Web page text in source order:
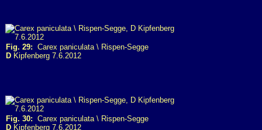
Fig. 29: Carex paniculata \ Rispen-Segge
D Kipfenberg 7.6.2012
Fig. 30: Carex paniculata \ Rispen-Segge
D Kipfenberg 7.6.2012